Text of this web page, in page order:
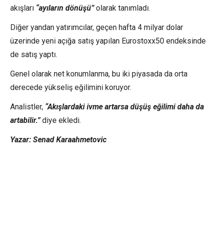
akışları “ayıların dönüşü”olarak tanımladı.
Diğer yandan yatırımcılar, geçen hafta 4 milyar dolar
üzerinde yeni açığa satış yapılan Eurostoxx50 endeksinde
de satış yaptı.
Genel olarak net konumlanma, bu iki piyasada da orta
derecede yükseliş eğilimini koruyor.
Analistler, “Akışlardaki ivme artarsa düşüş eğilimi daha da
artabilir.”diye ekledi.
Yazar: Senad Karaahmetovic